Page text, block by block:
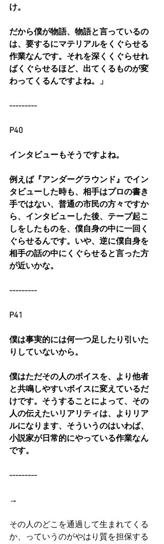
け。
だから僕が物語、物語と言っているの
は、要するにマテリアルをくぐらせる
作業なんです。それを深くくぐらせれ
ばくぐらせるほど、出てくるものが変
わってくるんですよね。」
---------
P40
インタビューもそうですよね。
例えば『アンダーグラウンド』でイン
タビューした時も、相手はプロの書き
手ではない、普通の市民の方々ですか
ら、インタビューした後、テープ起こ
しをしたものを、僕自身の中に一回く
ぐらせるんです。いや、逆に僕自身を
相手の話の中にくぐらせると言った方
が近いかな。
---------
P41
僕は事実的には何一つ足したり引いた
りしていないから。
僕はただその人のボイスを、より他者
と共鳴しやすいボイスに変えているだ
けです。そうすることによって、その
人の伝えたいリアリティは、よりリア
ルになります、そういうのはいわば、
小説家が日常的にやっている作業なん
です。
---------
→
その人のどこを通過して生まれてくる
か、っていうのがやはり質を担保する